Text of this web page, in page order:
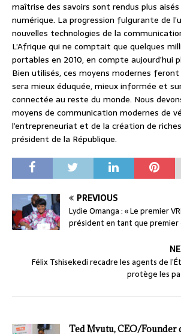
maîtrise des savoirs sont rendus plus
numérique. La progression fulgurante de
nouvelles technologies de la
L’Afrique qui ne comptait que quelques
portables en 2010, en compte aujourd’hui
Bien utilisés, ces moyens modernes
sera mieux éduquée, mieux informée et
connectée au reste du monde. Nous
moyens de communication modernes de
l’entrepreneuriat et de la création de
président de la République.
PREVIOUS
Lydie Omanga : « Le premier
président en tant que premier
Félix Tshisekedi recadre les agents de
protège les
Ted Mvutu, CEO/Founder